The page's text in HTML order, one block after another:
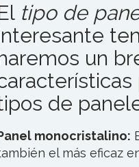
tipo de
un
de
monocristalino:
el más eficaz